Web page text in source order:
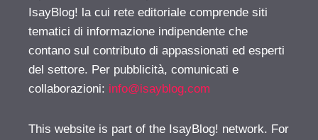
IsayBlog! la cui rete editoriale comprende siti
tematici di informazione indipendente che
contano sul contributo di appassionati ed esperti
del settore. Per pubblicità, comunicati e
collaborazioni: info@isayblog.com
This website is part of the IsayBlog! network. For